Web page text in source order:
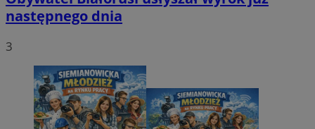
następnego dnia
3